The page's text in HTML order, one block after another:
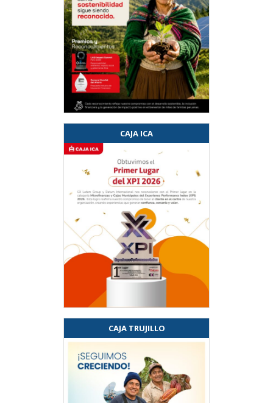
CAJA ICA
CAJA TRUJILLO